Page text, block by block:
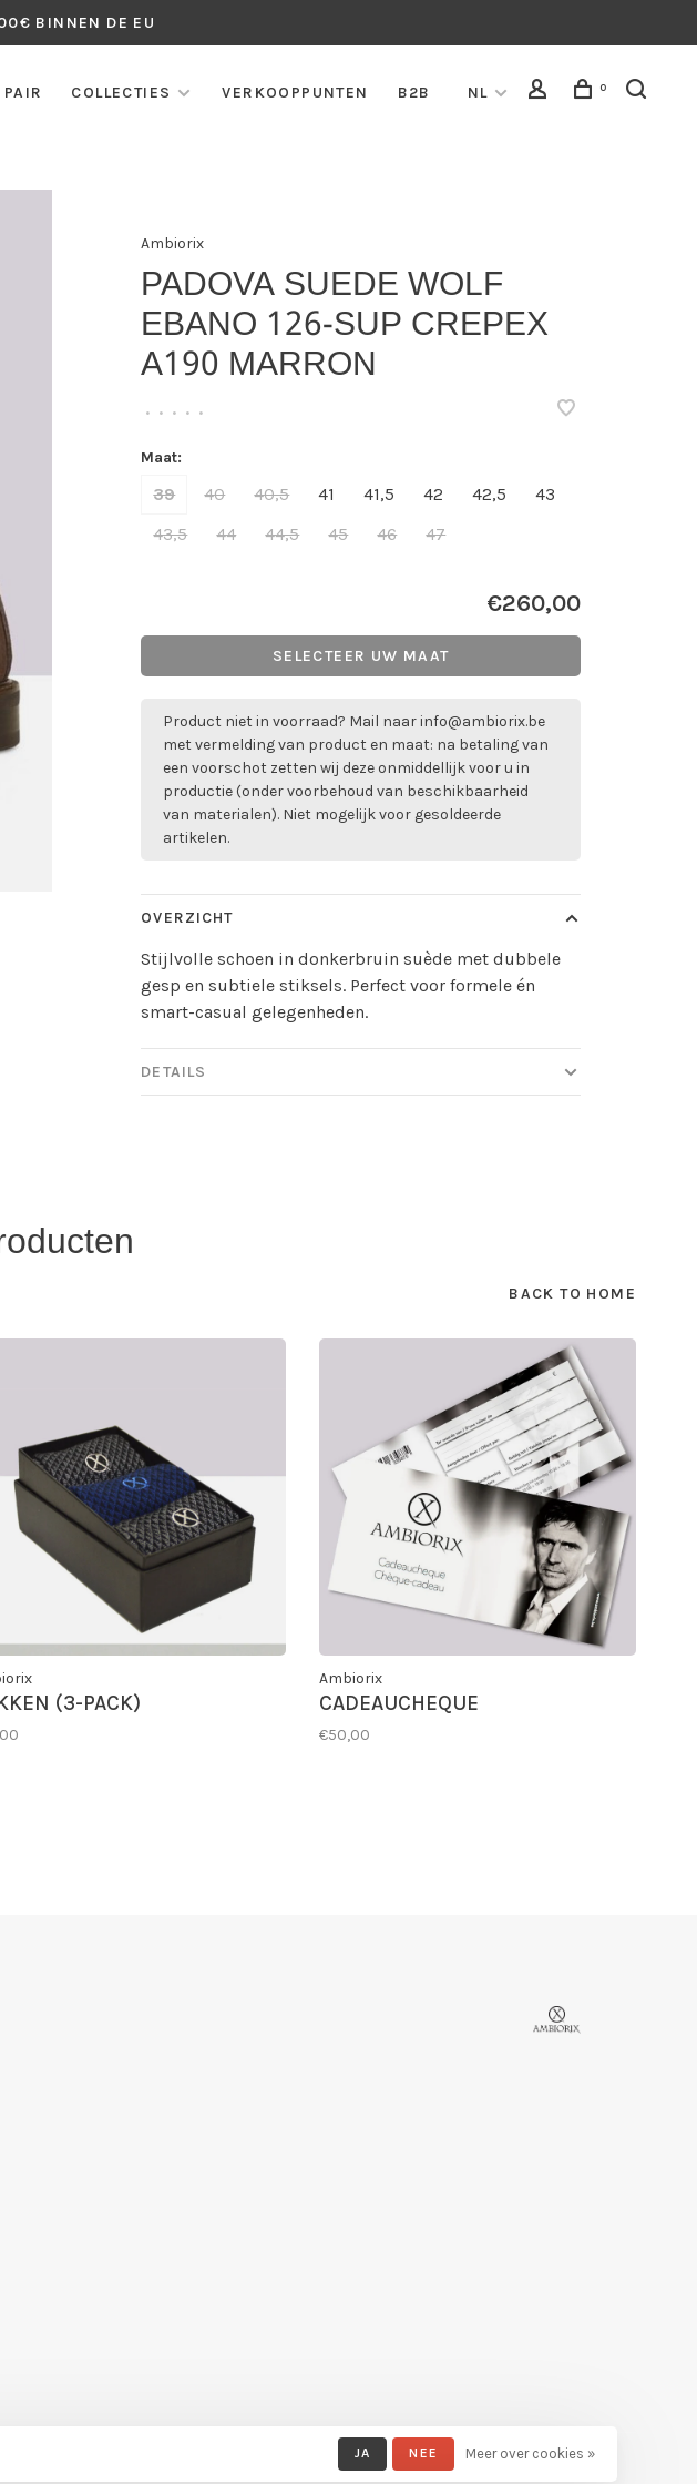
BINNEN DE EU
COLLECTIES VERKOOPPUNTEN B2B NL 0
Ambiorix
PADOVA SUEDE WOLF
EBANO 126-SUP CREPEX
A190 MARRON
• • • • •
Maat:
39 40 40,5 41 41,5 42 42,5
43
43,5
44 44,5 45 46 47
€260,00
SELECTEER UW MAAT
Product niet in voorraad? Mail naarinfo@ambiorix.be
met vermelding van product en maat: na betaling van
een voorschot zetten wij deze onmiddellijk voor u in
productie (onder voorbehoud van beschikbaarheid
van materialen). Niet mogelijk voor gesoldeerde
artikelen.
OVERZICHT
Stijlvolle schoen in donkerbruin suède met dubbele
gesp en subtiele stiksels. Perfect voor formele én
smart-casual gelegenheden.
DETAILS
BACK TO HOME
(3-PACK)
Ambiorix
CADEAUCHEQUE
€50,00
JA NEE Meer over cookies »